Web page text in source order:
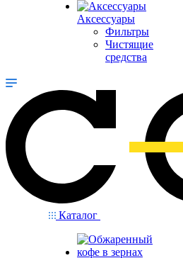
Аксессуары
Фильтры
Чистящие
средства
Каталог